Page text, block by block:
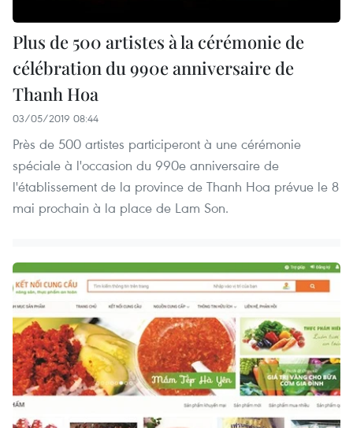
Plus de 500 artistes à la cérémonie de
célébration du 990e anniversaire de
Thanh Hoa
03/05/2019 08:44
Près de 500 artistes participeront à une cérémonie
spéciale à l'occasion du 990e anniversaire de
l'établissement de la province de Thanh Hoa prévue le 8
mai prochain à la place de Lam Son.